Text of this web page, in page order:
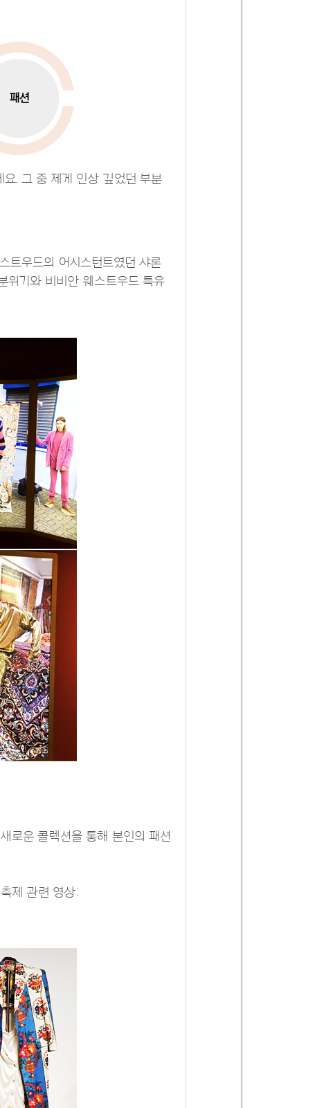
. 그 중 제게 인상 깊었던 부분
트우드의 어시스턴트였던 샤론
위기와 비비안 웨스트우드 특유
로운 콜렉션을 통해 본인의 패션
제 관련 영상: